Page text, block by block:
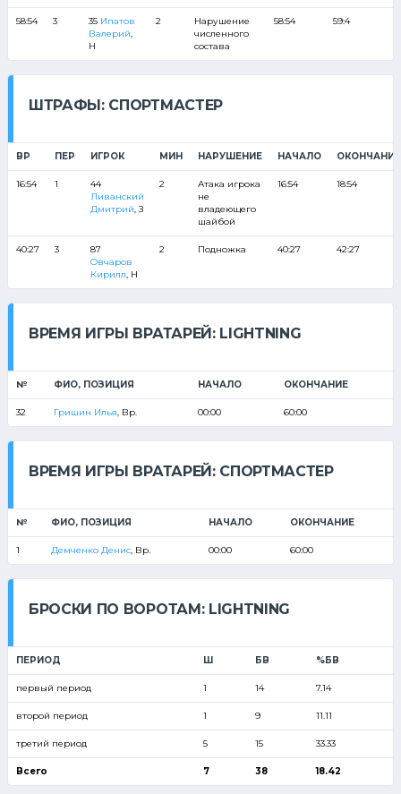
58:54 3 35 Ипатов
Валерий,
Н
2
Нарушение
численного
состава
58:54 59:4
ШТРАФЫ: СПОРТМАСТЕР
ВР ПЕР ИГРОК МИН НАРУШЕНИЕ НАЧАЛО ОКОНЧАНИЕ
16:54 1
44
Ливанский
Дмитрий, З
2
Атака игрока
не
владеющего
шайбой
16:54 18:54
40:27 3
87
Овчаров
Кирилл, Н
2 Подножка 40:27 42:27
ВРЕМЯ ИГРЫ ВРАТАРЕЙ: LIGHTNING
№ ФИО, ПОЗИЦИЯ НАЧАЛО ОКОНЧАНИЕ
32 Гришин Илья, Вр. 00:00 60:00
ВРЕМЯ ИГРЫ ВРАТАРЕЙ: СПОРТМАСТЕР
№ ФИО, ПОЗИЦИЯ НАЧАЛО ОКОНЧАНИЕ
1 Демченко Денис, Вр. 00:00 60:00
БРОСКИ ПО ВОРОТАМ: LIGHTNING
ПЕРИОД Ш БВ %БВ
первый период 1 14 7.14
второй период 1 9 11.11
третий период 5 15 33.33
Всего 7 38 18.42